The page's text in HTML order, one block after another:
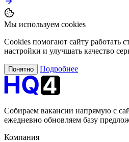
Мы используем cookies
Cookies помогают сайту работать
настройки и улучшать качество
Понятно Подробнее
Собираем вакансии напрямую с
ежедневно обновляем базу
Компания